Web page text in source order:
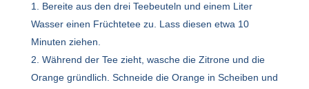
Bereite aus den drei Teebeuteln und einem Liter
Wasser einen Früchtetee zu. Lass diesen etwa 10
Minuten ziehen.
Während der Tee zieht, wasche die Zitrone und die
Orange gründlich. Schneide die Orange in Scheiben und